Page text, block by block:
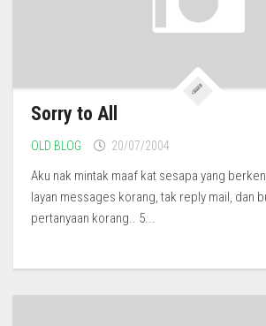
Sorry to All
OLD BLOG 20/07/2004
Aku nak mintak maaf kat sesapa yang
layan messages korang, tak reply mail, dan
pertanyaan korang.. 5...